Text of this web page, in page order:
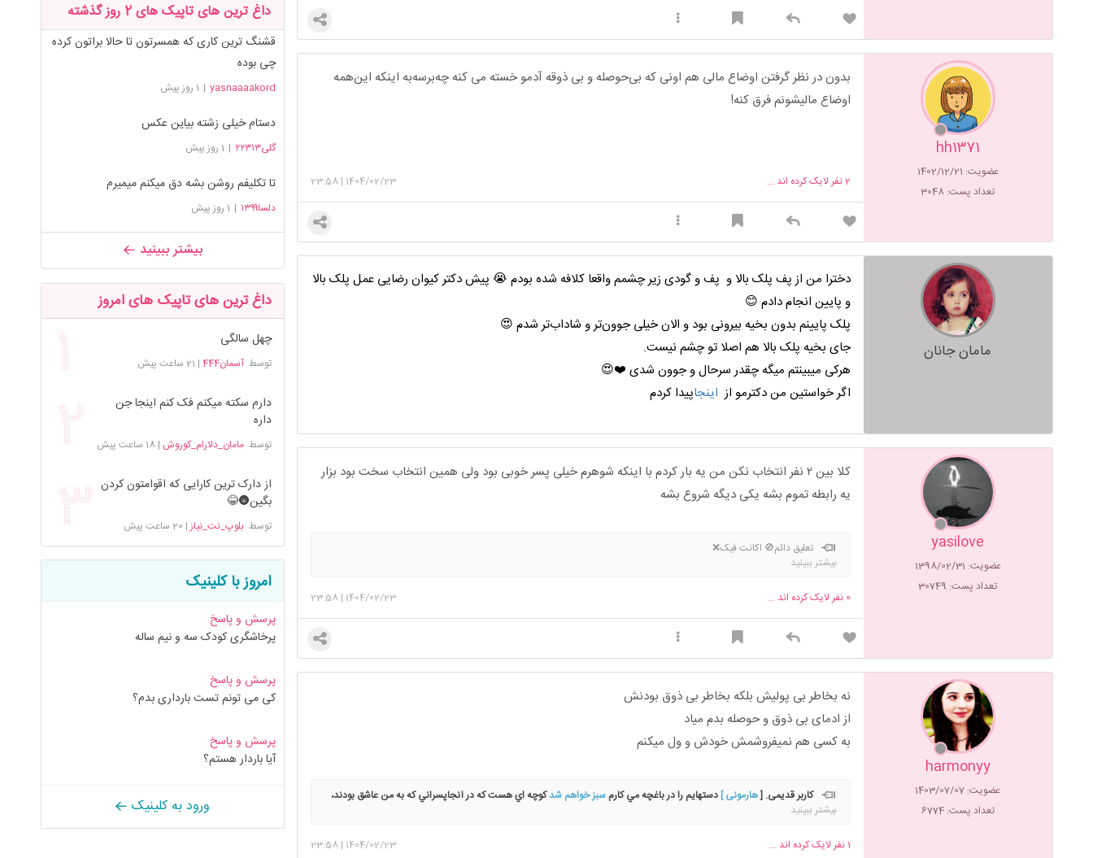
hh1371
عضویت: 1402/12/21
تعداد پست: 3048
بدون در نظر گرفتن اوضاع مالی هم اونی که بی‌حوصله و بی ذوقه آدمو خسته می کنه چه‌برسه‌به اینکه این‌همه
اوضاع مالیشونم فرق کنه!
1404/02/23
|
23:58 2نفر لایک کرده اند ...
مامان جانان
دخترا من از پف پلک بالا و پف و گودی زیر چشمم واقعا کلافه شده بودم 😭 پیش دکتر کیوان رضایی عمل پلک بالا
و پایین انجام دادم 😊
پلک پایینم بدون بخیه بیرونی بود و الان خیلی جوون‌تر و شاداب‌تر شدم 😍
جای بخیه پلک بالا هم اصلا تو چشم نیست.
هرکی میبینتم میگه چقدر سرحال و جوون شدی ❤️😍
اگر خواستین من دکترمو از
پیدا کردم
yasilove
عضویت: 1398/02/31
تعداد پست: 30749
کلا بین ۲ نفر انتخاب نکن من یه بار کردم با اینکه شوهرم خیلی پسر خوبی بود ولی همین انتخاب سخت بود بزار
یه رابطه تموم بشه یکی دیگه شروع بشه
تعلیق دائم🚫 اکانت فیک❌
بیشتر ببینید
1404/02/23
|
23:58 0 نفر لایک کرده اند ...
harmonyy
عضویت: 1403/07/07
تعداد پست: 6774
نه بخاطر بی پولیش بلکه بخاطر بی ذوق بودنش
از ادمای بی ذوق و حوصله بدم میاد
به کسی هم نمیفروشمش خودش و ول میکنم
کاربر قدیمی. [هارمونی ]دستهايم را در باغچه مي كارم سبز خواهم شدكوچه اي هست كه در آنجاپسراني كه به من عاشق بودند،
هنوزبا همان موهاي درهم و گردن هاي باريك و پاهاي لاغربه تبسم هاي معصوم دختركي مي انديشند كه يك شب او را
كوچك غمگيني كه شب از يك بوسه میمیرد و سحرگاه از یک بوسه به
بیشتر ببینید
1404/02/23
|
23:58 1نفر لایک کرده اند ...
داغ ترین های تاپیک های 2 روز گذشته
قشنگ ترین کاری که همسرتون تا حالا براتون کرده
چی بوده
yasnaaaakord
| 1 روز پیش
دستام خیلی زشته بیاین عکس
گلی۲۲۳۱۳ | 1 روز پیش
تا تکلیفم روشن بشه دق میکنم میمیرم
دلسا۱۳۹۹ | 1 روز پیش
بیشتر ببینید
داغ ترین های تاپیک های امروز
چهل سالگی
توسطآسمان444 | 21 ساعت پیش
دارم سکته میکنم فک کنم اینجا جن
داره
توسطمامان_دلارام_کوروش |18 ساعت پیش
از دارک ترین کارایی که اقوامتون کردن
بگین🌚😂
توسطبلوپ_نت_نیاز| 20 ساعت پیش
امروز با کلینیک
پرسش و پاسخ
پرخاشگری کودک سه و نیم ساله
پرسش و پاسخ
کی می تونم تست بارداری بدم؟
پرسش و پاسخ
آیا باردار هستم؟
ورود به کلینیک